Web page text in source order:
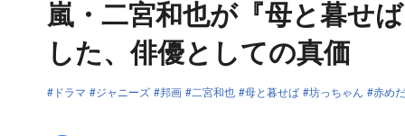
嵐・二宮和也が『母と暮せ
した、俳優としての真価
ドラマ ジャニーズ 邦画 二宮和也 母と暮せば 坊っちゃん 赤め